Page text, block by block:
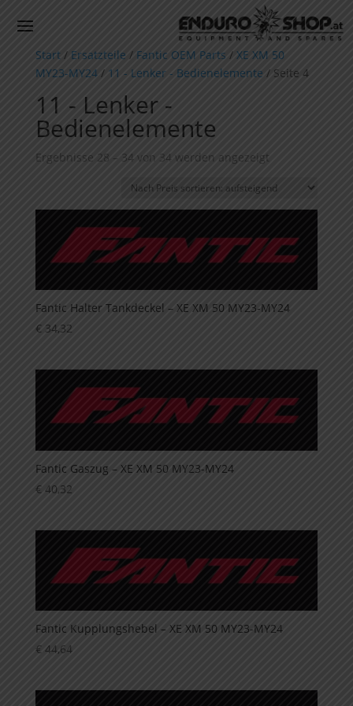
Start/ Ersatzteile / Fantic OEM Parts / XE XM 50
MY23-MY24/ 11 - Lenker - Bedienelemente / Seite 4
11 - Lenker -
Bedienelemente
Ergebnisse 28 – 34 von 34 werden angezeigtNach
sortiert:
aufsteigend
Fantic Halter Tankdeckel – XE XM 50 MY23-MY24
€34,32
Fantic Gaszug – XE XM 50 MY23-MY24
€ 40,32
Fantic Kupplungshebel – XE XM 50 MY23-MY24
€44,64